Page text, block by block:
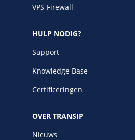
VPS-Firewall
HULP NODIG?
Support
Knowledge Base
Certificeringen
OVER TRANSIP
Nieuws